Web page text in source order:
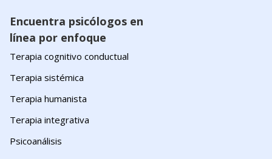
Encuentra psicólogos en
línea por enfoque
Terapia cognitivo conductual
Terapia sistémica
Terapia humanista
Terapia integrativa
Psicoanálisis